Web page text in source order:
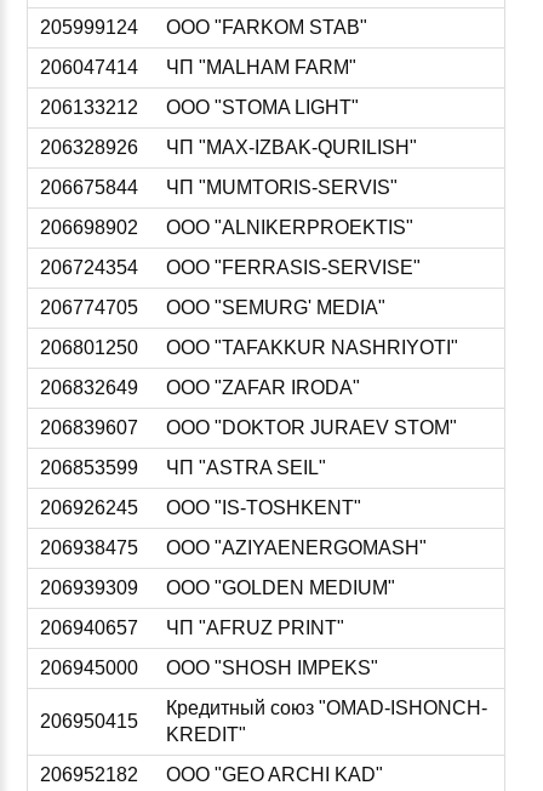
205999124
ООО "FARKOM STAB"
206047414
ЧП "MALHAM FARM"
206133212
ООО "STOMA LIGHT"
206328926
ЧП "MAX-IZBAK-QURILISH"
206675844
ЧП "MUMTORIS-SERVIS"
206698902
ООО "ALNIKERPROEKTIS"
206724354
ООО "FERRASIS-SERVISE"
206774705
ООО "SEMURG' MEDIA"
206801250
ООО "TAFAKKUR NASHRIYOTI"
206832649
ООО "ZAFAR IRODA"
206839607
ООО "DOKTOR JURAEV STOM"
206853599
ЧП "ASTRA SEIL"
206926245
ООО "IS-TOSHKENT"
206938475
ООО "AZIYAENERGOMASH"
206939309
ООО "GOLDEN MEDIUM"
206940657
ЧП "AFRUZ PRINT"
206945000
ООО "SHOSH IMPEKS"
206950415
Кредитный союз "OMAD-ISHONCH-
KREDIT"
206952182
ООО "GEO ARCHI KAD"